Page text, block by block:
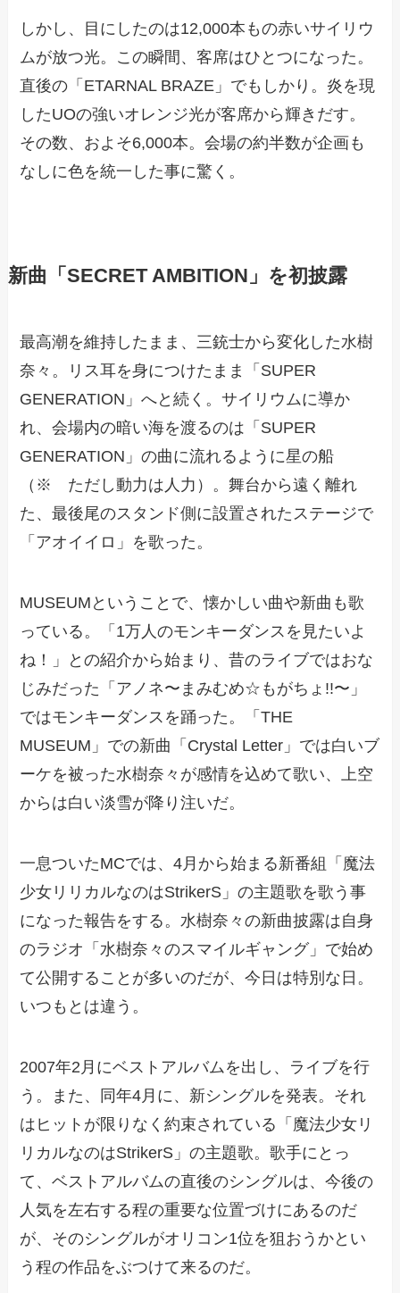
しかし、目にしたのは12,000本もの赤いサイリウ
ムが放つ光。この瞬間、客席はひとつになった。
直後の「ETARNAL BRAZE」でもしかり。炎を現
したUOの強いオレンジ光が客席から輝きだす。
その数、およそ6,000本。会場の約半数が企画も
なしに色を統一した事に驚く。
新曲「SECRET AMBITION」を初披露
最高潮を維持したまま、三銃士から変化した水樹
奈々。リス耳を身につけたまま「SUPER
GENERATION」へと続く。サイリウムに導か
れ、会場内の暗い海を渡るのは「SUPER
GENERATION」の曲に流れるように星の船
（※ ただし動力は人力）。舞台から遠く離れ
た、最後尾のスタンド側に設置されたステージで
「アオイイロ」を歌った。
MUSEUMということで、懐かしい曲や新曲も歌
っている。「1万人のモンキーダンスを見たいよ
ね！」との紹介から始まり、昔のライブではおな
じみだった「アノネ〜まみむめ☆もがちょ!!〜」
ではモンキーダンスを踊った。「THE
MUSEUM」での新曲「Crystal Letter」では白いブ
ーケを被った水樹奈々が感情を込めて歌い、上空
からは白い淡雪が降り注いだ。
一息ついたMCでは、4月から始まる新番組「魔法
少女リリカルなのはStrikerS」の主題歌を歌う事
になった報告をする。水樹奈々の新曲披露は自身
のラジオ「水樹奈々のスマイルギャング」で始め
て公開することが多いのだが、今日は特別な日。
いつもとは違う。
2007年2月にベストアルバムを出し、ライブを行
う。また、同年4月に、新シングルを発表。それ
はヒットが限りなく約束されている「魔法少女リ
リカルなのはStrikerS」の主題歌。歌手にとっ
て、ベストアルバムの直後のシングルは、今後の
人気を左右する程の重要な位置づけにあるのだ
が、そのシングルがオリコン1位を狙おうかとい
う程の作品をぶつけて来るのだ。